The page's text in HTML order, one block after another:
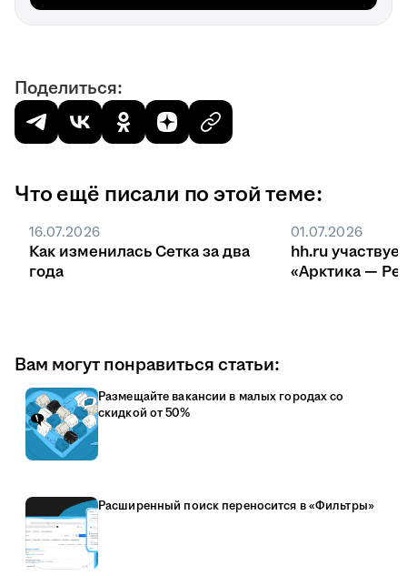
Поделиться:
Что ещё писали по этой теме:
16.07.2026
Как изменилась Сетка за два
года
01.07.2026
hh.ru
«Арктика —
Вам могут понравиться статьи:
Размещайте вакансии в малых городах со
скидкой от 50%
Расширенный поиск переносится в «Фильтры»